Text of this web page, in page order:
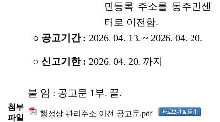
민등록 주소를 동주민센
터로 이전함.
○ 공고기간 : 2026. 04. 13. ~ 2026. 04. 20.
○ 신고기한 : 2026. 04. 20. 까지
붙 임 : 공고문 1부. 끝.
첨부
파일
행정상 관리주소 이전 공고문.pdf